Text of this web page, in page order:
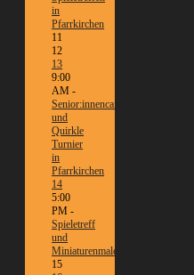
in
Pfarrkirchen
11
12
13
9:00
AM -
Senior:innencafé
und
Quirkle
Turnier
in
Pfarrkirchen
14
5:00
PM -
Spieletreff
und
Miniaturenmalen/Tabletop
15